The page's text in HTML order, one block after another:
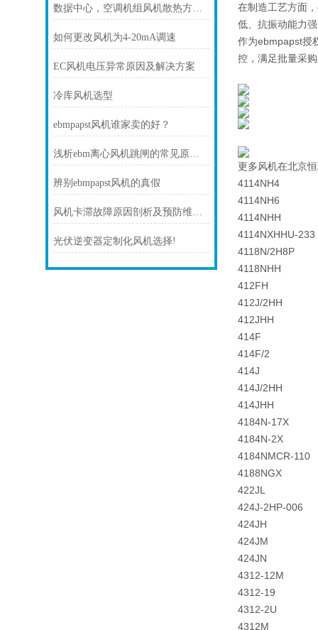
数据中心，空调机组风机散热方案！
如何更改风机为4-20mA调速
EC风机电压异常原因及解决方案
冷库风机选型
ebmpapst风机谁家卖的好？
浅析ebm离心风机跳闸的常见原因及处理方法
辨别ebmpapst风机的真假
风机卡滞故障原因剖析及预防维护技巧
光伏逆变器定制化风机选择!
在制造工艺方面
低、抗振动能力
作为ebmpapst授
控，满足批量采
更多风机在北京
4114NH4
4114NH6
4114NHH
4114NXHHU-233
4118N/2H8P
4118NHH
412FH
412J/2HH
412JHH
414F
414F/2
414J
414J/2HH
414JHH
4184N-17X
4184N-2X
4184NMCR-110
4188NGX
422JL
424J-2HP-006
424JH
424JM
424JN
4312-12M
4312-19
4312-2U
4312M